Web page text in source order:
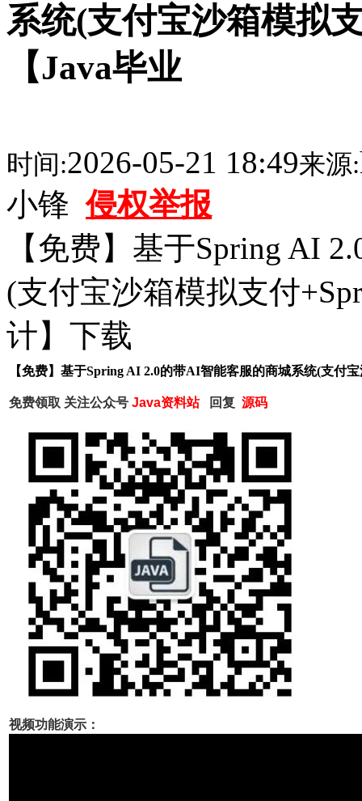
系统(支付宝沙箱模拟
【Java毕业
时间:2026-05-21 18:49来源:
小锋侵权举报
【免费】基于Spring AI
(支付宝沙箱模拟支付
计】下载
【免费】基于Spring AI 2.0的带AI智能客服的商城系统(支付
免费领取 关注公众号 Java资料站回复 源码
视频功能演示：